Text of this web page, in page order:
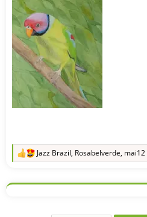
R
k
Jazz Brazil, Rosabelverde, mai12